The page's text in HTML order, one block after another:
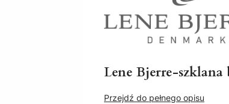
Lene Bjerre-
Przejdź do pełnego opisu